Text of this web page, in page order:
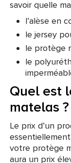
savoir quelle
l’alèse en
le jersey
le protège
le
Quel est
matelas ?
Le prix d’un
votre protège
aura un prix